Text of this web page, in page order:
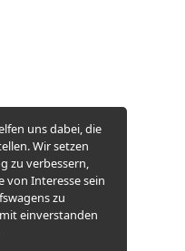
uns dabei, die
Wir setzen
zu verbessern,
von Interesse sein
zu
einverstanden